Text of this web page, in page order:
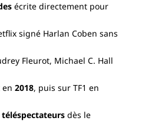
écrite directement pour
signé Harlan Coben sans
Fleurot, Michael C. Hall
en 2018, puis sur TF1 en
dès le